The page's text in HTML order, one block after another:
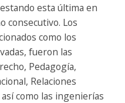
esta última en
consecutivo. Los
como los
fueron las
Pedagogía,
Relaciones
como las ingenierías